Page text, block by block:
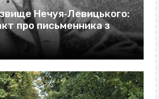
Нечуя‐Левицького:
про письменника з